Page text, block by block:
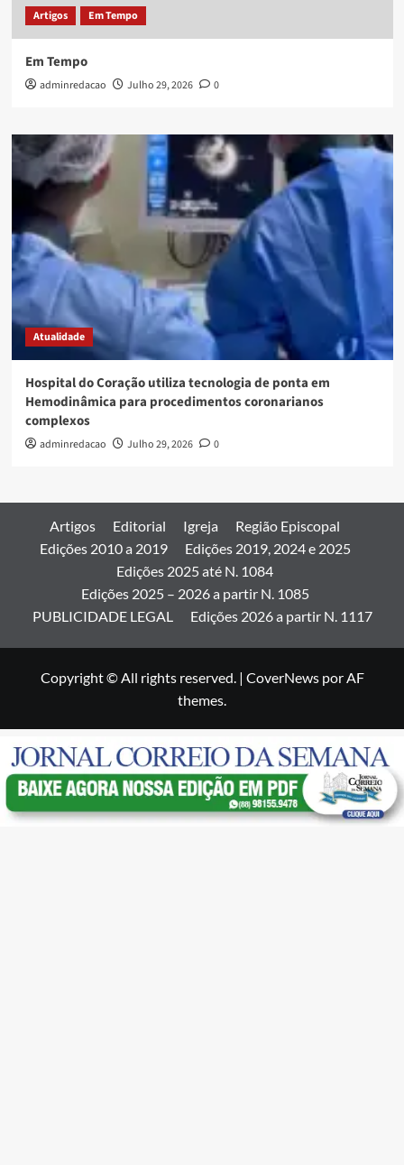
Artigos Em Tempo
Em Tempo
adminredacao Julho 29, 2026 0
Atualidade
Hospital do Coração utiliza tecnologia de ponta em
Hemodinâmica para procedimentos coronarianos
complexos
adminredacao Julho 29, 2026 0
Artigos Editorial Igreja
Região Episcopal
Edições 2010 a 2019
Edições 2019, 2024 e 2025
Edições 2025 até N. 1084
Edições 2025 – 2026 a partir N. 1085
PUBLICIDADE LEGAL
Edições 2026 a partir N. 1117
Copyright © All rights reserved. | CoverNewspor AF
themes.